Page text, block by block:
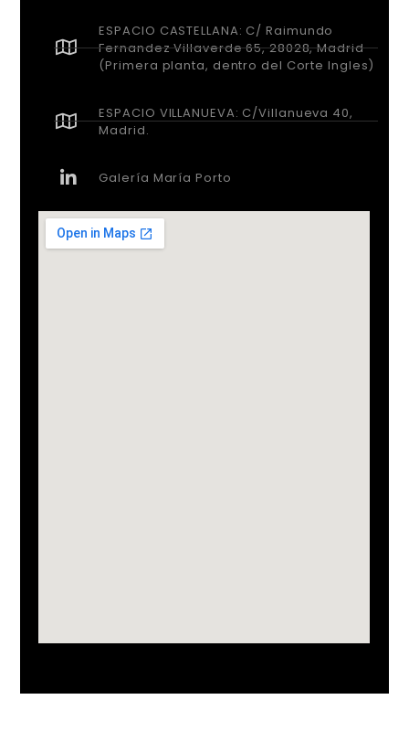
ESPACIO CASTELLANA: C/ Raimundo
Fernandez Villaverde 65, 28028, Madrid
(Primera planta, dentro del Corte Ingles)
ESPACIO VILLANUEVA: C/Villanueva 40,
Madrid.
Galería María Porto